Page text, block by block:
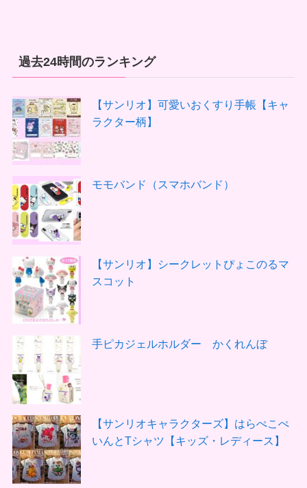
過去24時間のランキング
【サンリオ】可愛いおくすり手帳【キャ
ラクター柄】
モモバンド（スマホバンド）
【サンリオ】シークレットぴょこのるマ
スコット
手ピカジェルホルダー かくれんぼ
【サンリオキャラクターズ】はらぺこぺ
いんとTシャツ【キッズ・レディース】